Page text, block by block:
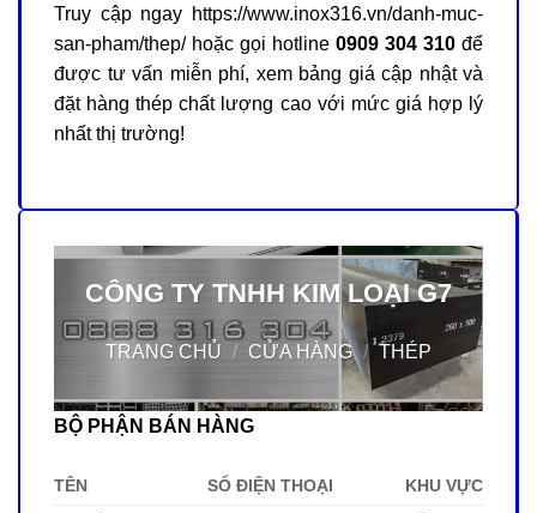
Truy cập ngay https://www.inox316.vn/danh-muc-
san-pham/thep/hoặc gọi hotline 0909 304 310 để
được tư vấn miễn phí, xem bảng giá cập nhật và
đặt hàng thép chất lượng cao với mức giá hợp lý
nhất thị trường!
CÔNG TY TNHH KIM LOẠI G7
TRANG CHỦ / CỬA HÀNG / THÉP
BỘ PHẬN BÁN HÀNG
TÊN SỐ ĐIỆN THOẠI KHU VỰC